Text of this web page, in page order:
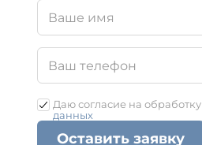
Даю согласие на обработку
данных
Оставить заявку